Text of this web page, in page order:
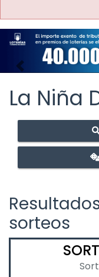
Imagen anterior
La Niña
sorteos